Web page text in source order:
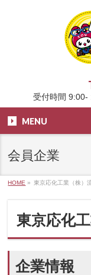
受付時間 9:00-
MENU
会員企業
HOME » 東京応化工業（株）
東京応化
企業情報